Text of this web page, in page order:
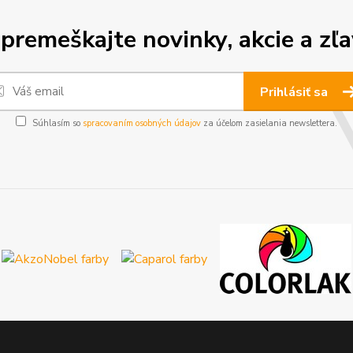
novinky, akcie a
Prihlásiť sa
Súhlasím so spracovaním osobných údajov za účelom zasielania newslettera.